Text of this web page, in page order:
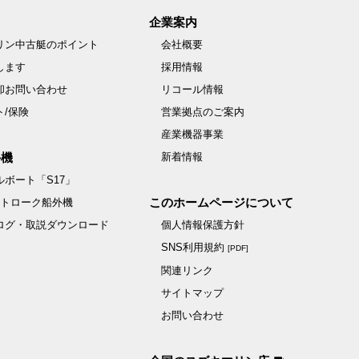
ン中古艇のポイント
ます
お問い合わせ
/保険
ート「S17」
ローク船外機
グ・取説ダウンロード
企業案内
会社概要
採用情報
リコール情報
営業拠点のご案内
産業機器事業
新着情報
このホームページについて
個人情報保護方針
SNS利用規約 [PDF]
関連リンク
サイトマップ
お問い合わせ